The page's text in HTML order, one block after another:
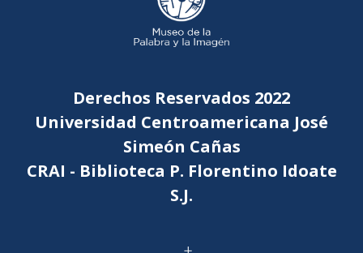
Derechos Reservados 2022
Universidad Centroamericana José
Simeón Cañas
CRAI - Biblioteca P. Florentino Idoate
S.J.